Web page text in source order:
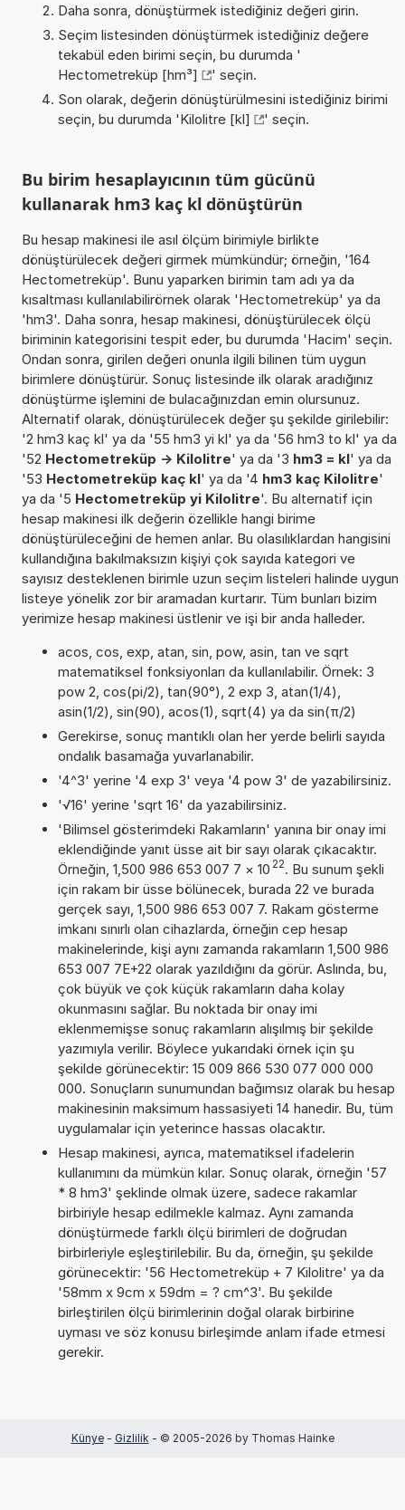
Daha sonra, dönüştürmek istediğiniz değeri girin.
Seçim listesinden dönüştürmek istediğiniz değere
tekabül eden birimi seçin, bu durumda '
Hectometreküp [hm³]
' seçin.
Son olarak, değerin dönüştürülmesini istediğiniz birimi
seçin, bu durumda 'Kilolitre [kl] ' seçin.
Bu birim hesaplayıcının tüm gücünü
kullanarak hm3 kaç kl dönüştürün
Bu hesap makinesi ile asıl ölçüm birimiyle birlikte
dönüştürülecek değeri girmek mümkündür; örneğin, '164
Hectometreküp'. Bunu yaparken birimin tam adı ya da
kısaltması kullanılabilirörnek olarak 'Hectometreküp' ya da
'hm3'. Daha sonra, hesap makinesi, dönüştürülecek ölçü
biriminin kategorisini tespit eder, bu durumda 'Hacim' seçin.
Ondan sonra, girilen değeri onunla ilgili bilinen tüm uygun
birimlere dönüştürür. Sonuç listesinde ilk olarak aradığınız
dönüştürme işlemini de bulacağınızdan emin olursunuz.
Alternatif olarak, dönüştürülecek değer şu şekilde girilebilir:
'2 hm3 kaç kl' ya da '55 hm3 yi kl' ya da '56 hm3 to kl' ya da
'52 Hectometreküp -> Kilolitre' ya da '3 hm3 = kl' ya da
'53 Hectometreküp kaç kl' ya da '4 hm3 kaç Kilolitre'
ya da '5 Hectometreküp yi Kilolitre'. Bu alternatif için
hesap makinesi ilk değerin özellikle hangi birime
dönüştürüleceğini de hemen anlar. Bu olasılıklardan hangisini
kullandığına bakılmaksızın kişiyi çok sayıda kategori ve
sayısız desteklenen birimle uzun seçim listeleri halinde uygun
listeye yönelik zor bir aramadan kurtarır. Tüm bunları bizim
yerimize hesap makinesi üstlenir ve işi bir anda halleder.
acos, cos, exp, atan, sin, pow, asin, tan ve sqrt
matematiksel fonksiyonları da kullanılabilir. Örnek: 3
pow 2, cos(pi/2), tan(90°), 2 exp 3, atan(1/4),
asin(1/2), sin(90), acos(1), sqrt(4) ya da sin(π/2)
Gerekirse, sonuç mantıklı olan her yerde belirli sayıda
ondalık basamağa yuvarlanabilir.
'4^3' yerine '4 exp 3' veya '4 pow 3' de yazabilirsiniz.
'√16' yerine 'sqrt 16' da yazabilirsiniz.
'Bilimsel gösterimdeki Rakamların' yanına bir onay imi
eklendiğinde yanıt üsse ait bir sayı olarak çıkacaktır.
Örneğin, 1,500 986 653 007 7 × 10 22. Bu sunum şekli
için rakam bir üsse bölünecek, burada 22 ve burada
gerçek sayı, 1,500 986 653 007 7. Rakam gösterme
imkanı sınırlı olan cihazlarda, örneğin cep hesap
makinelerinde, kişi aynı zamanda rakamların 1,500 986
653 007 7E+22 olarak yazıldığını da görür. Aslında, bu,
çok büyük ve çok küçük rakamların daha kolay
okunmasını sağlar. Bu noktada bir onay imi
eklenmemişse sonuç rakamların alışılmış bir şekilde
yazımıyla verilir. Böylece yukarıdaki örnek için şu
şekilde görünecektir: 15 009 866 530 077 000 000
000. Sonuçların sunumundan bağımsız olarak bu hesap
makinesinin maksimum hassasiyeti 14 hanedir. Bu, tüm
uygulamalar için yeterince hassas olacaktır.
Hesap makinesi, ayrıca, matematiksel ifadelerin
kullanımını da mümkün kılar. Sonuç olarak, örneğin '57
* 8 hm3' şeklinde olmak üzere, sadece rakamlar
birbiriyle hesap edilmekle kalmaz. Aynı zamanda
dönüştürmede farklı ölçü birimleri de doğrudan
birbirleriyle eşleştirilebilir. Bu da, örneğin, şu şekilde
görünecektir: '56 Hectometreküp + 7 Kilolitre' ya da
'58mm x 9cm x 59dm = ? cm^3'. Bu şekilde
birleştirilen ölçü birimlerinin doğal olarak birbirine
uyması ve söz konusu birleşimde anlam ifade etmesi
gerekir.
Künye- Gizlilik - © 2005-2026 by Thomas Hainke